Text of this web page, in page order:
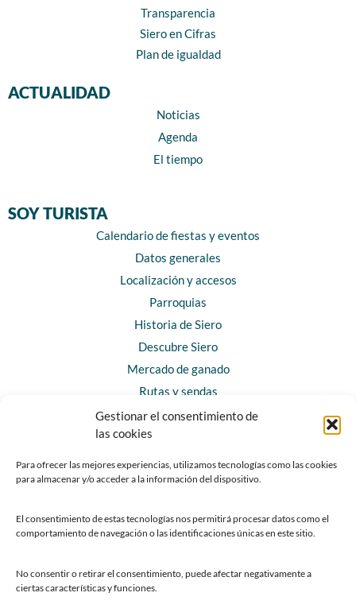
Gestionar el consentimiento de
las cookies
Para ofrecer las mejores experiencias, utilizamos tecnologías como las cookies
para almacenar y/o acceder a la información del dispositivo.
El consentimiento de estas tecnologías nos permitirá procesar datos como el
comportamiento de navegación o las identificaciones únicas en este sitio.
No consentir o retirar el consentimiento, puede afectar negativamente a
ciertas características y funciones.
Transparencia
Siero en Cifras
Plan de igualdad
ACTUALIDAD
Noticias
Agenda
El tiempo
SOY TURISTA
Calendario de fiestas y eventos
Datos generales
Localización y accesos
Parroquias
Historia de Siero
Descubre Siero
Mercado de ganado
Rutas y sendas
Horarios y contacto
Teléfonos de interés
Chatbot Siero
SEDES ELECTRÓNICAS
Sede del Ayuntamiento de Siero